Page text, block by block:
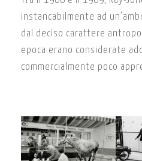
instancabilmente ad
dal deciso carattere
epoca erano considerate
commercialmente poco